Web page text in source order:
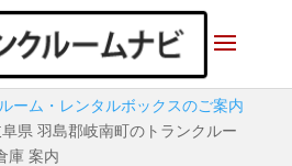
ーム・レンタルボックスのご案内
県 羽島郡岐南町のトランクルー
庫 案内